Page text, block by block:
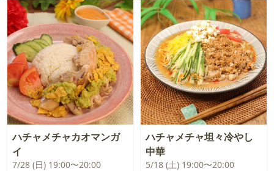
ハチャメチャカオマンガ
イ
7/28 (日) 19:00〜20:00
ハチャメチャ坦々冷やし
中華
5/18 (土) 19:00〜20:00